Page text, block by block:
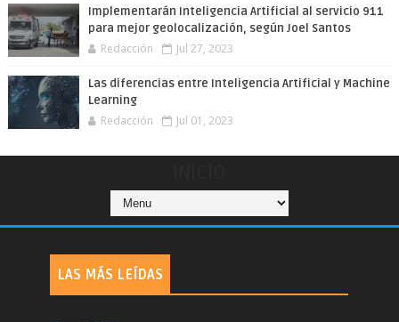
Implementarán Inteligencia Artificial al servicio 911
para mejor geolocalización, según Joel Santos
Redacción Jul 27, 2023
Las diferencias entre Inteligencia Artificial y Machine
Learning
Redacción Jul 01, 2023
LAS MÁS LEÍDAS